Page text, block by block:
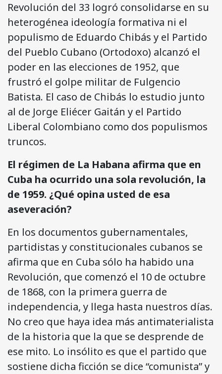
Revolución del 33 logró consolidarse en su
heterogénea ideología formativa ni el
populismo de Eduardo Chibás y el Partido
del Pueblo Cubano (Ortodoxo) alcanzó el
poder en las elecciones de 1952, que
frustró el golpe militar de Fulgencio
Batista. El caso de Chibás lo estudio junto
al de Jorge Eliécer Gaitán y el Partido
Liberal Colombiano como dos populismos
truncos.
El régimen de La Habana afirma que en
Cuba ha ocurrido una sola revolución, la
de 1959. ¿Qué opina usted de esa
aseveración?
En los documentos gubernamentales,
partidistas y constitucionales cubanos se
afirma que en Cuba sólo ha habido una
Revolución, que comenzó el 10 de octubre
de 1868, con la primera guerra de
independencia, y llega hasta nuestros días.
No creo que haya idea más antimaterialista
de la historia que la que se desprende de
ese mito. Lo insólito es que el partido que
sostiene dicha ficción se dice “comunista” y